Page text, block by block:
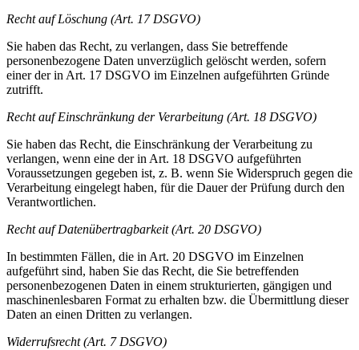
Recht auf Löschung (Art. 17 DSGVO)
Sie haben das Recht, zu verlangen, dass Sie betreffende
personenbezogene Daten unverzüglich gelöscht werden, sofern
einer der in Art. 17 DSGVO im Einzelnen aufgeführten Gründe
zutrifft.
Recht auf Einschränkung der Verarbeitung (Art. 18 DSGVO)
Sie haben das Recht, die Einschränkung der Verarbeitung zu
verlangen, wenn eine der in Art. 18 DSGVO aufgeführten
Voraussetzungen gegeben ist, z. B. wenn Sie Widerspruch gegen die
Verarbeitung eingelegt haben, für die Dauer der Prüfung durch den
Verantwortlichen.
Recht auf Datenübertragbarkeit (Art. 20 DSGVO)
In bestimmten Fällen, die in Art. 20 DSGVO im Einzelnen
aufgeführt sind, haben Sie das Recht, die Sie betreffenden
personenbezogenen Daten in einem strukturierten, gängigen und
maschinenlesbaren Format zu erhalten bzw. die Übermittlung dieser
Daten an einen Dritten zu verlangen.
Widerrufsrecht (Art. 7 DSGVO)